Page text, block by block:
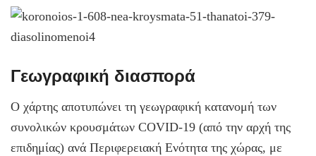
Γεωγραφική διασπορά
Ο χάρτης αποτυπώνει τη γεωγραφική κατανομή των
συνολικών κρουσμάτων COVID-19 (από την αρχή της
επιδημίας) ανά Περιφερειακή Ενότητα της χώρας, με